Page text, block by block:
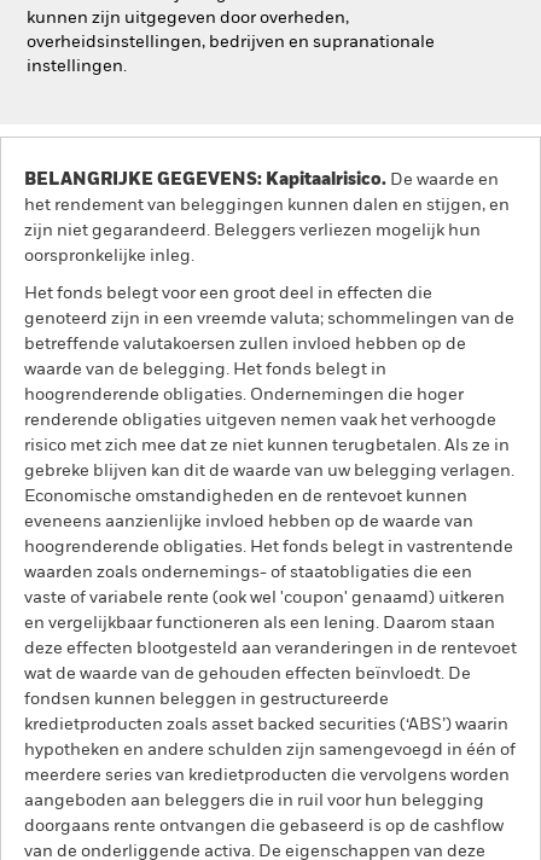
kunnen zijn uitgegeven door overheden,
overheidsinstellingen, bedrijven en supranationale
instellingen.
BELANGRIJKE GEGEVENS: Kapitaalrisico. De waarde en
het rendement van beleggingen kunnen dalen en stijgen, en
zijn niet gegarandeerd. Beleggers verliezen mogelijk hun
oorspronkelijke inleg.
Het fonds belegt voor een groot deel in effecten die
genoteerd zijn in een vreemde valuta; schommelingen van de
betreffende valutakoersen zullen invloed hebben op de
waarde van de belegging. Het fonds belegt in
hoogrenderende obligaties. Ondernemingen die hoger
renderende obligaties uitgeven nemen vaak het verhoogde
risico met zich mee dat ze niet kunnen terugbetalen. Als ze in
gebreke blijven kan dit de waarde van uw belegging verlagen.
Economische omstandigheden en de rentevoet kunnen
eveneens aanzienlijke invloed hebben op de waarde van
hoogrenderende obligaties. Het fonds belegt in vastrentende
waarden zoals ondernemings- of staatobligaties die een
vaste of variabele rente (ook wel 'coupon' genaamd) uitkeren
en vergelijkbaar functioneren als een lening. Daarom staan
deze effecten blootgesteld aan veranderingen in de rentevoet
wat de waarde van de gehouden effecten beïnvloedt. De
fondsen kunnen beleggen in gestructureerde
kredietproducten zoals asset backed securities (‘ABS’) waarin
hypotheken en andere schulden zijn samengevoegd in één of
meerdere series van kredietproducten die vervolgens worden
aangeboden aan beleggers die in ruil voor hun belegging
doorgaans rente ontvangen die gebaseerd is op de cashflow
van de onderliggende activa. De eigenschappen van deze